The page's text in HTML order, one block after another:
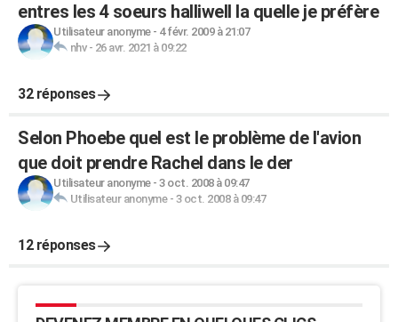
entres les 4 soeurs halliwell la quelle je préfère
Utilisateur anonyme- 4 févr. 2009 à 21:07
nhv- 26 avr. 2021 à 09:22
32 réponses
Selon Phoebe quel est le problème de l'avion
que doit prendre Rachel dans le der
Utilisateur anonyme- 3 oct. 2008 à 09:47
Utilisateur anonyme- 3 oct. 2008 à 09:47
12 réponses